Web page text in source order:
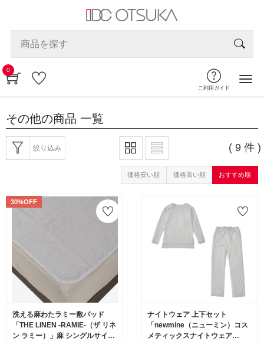
0
ご利用ガイド
その他の商品 一覧
絞り込み ( 9 件 )
価格安い順 価格高い順 おすすめ順
30%OFF
洗える麻わたラミー敷パッド
「THE LINEN -RAMIE-（ザ リネ
ン ラミー）」麻 シングルサイズ
ナイトウェア 上下セット
「newmine（ニューミン）コス
メティックスナイトウェア